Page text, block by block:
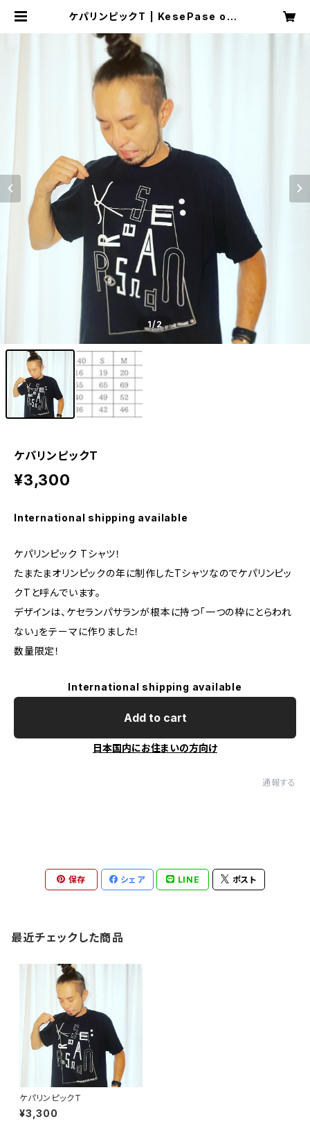
ケパリンピックT | KesePase onli
1/2
ケパリンピックT
¥3,300
International shipping available
ケパリンピック Tシャツ！
たまたまオリンピックの年に制作したTシャツなのでケパリンピッ
クTと呼んでいます。
デザインは、ケセランパサランが根本に持つ「一つの枠にとらわれ
ない」をテーマに作りました！
数量限定！
International shipping available
Add to cart
日本国内にお住まいの方向け
通報する
保存 シェア LINE ポスト
最近チェックした商品
ケパリンピックT
¥3,300